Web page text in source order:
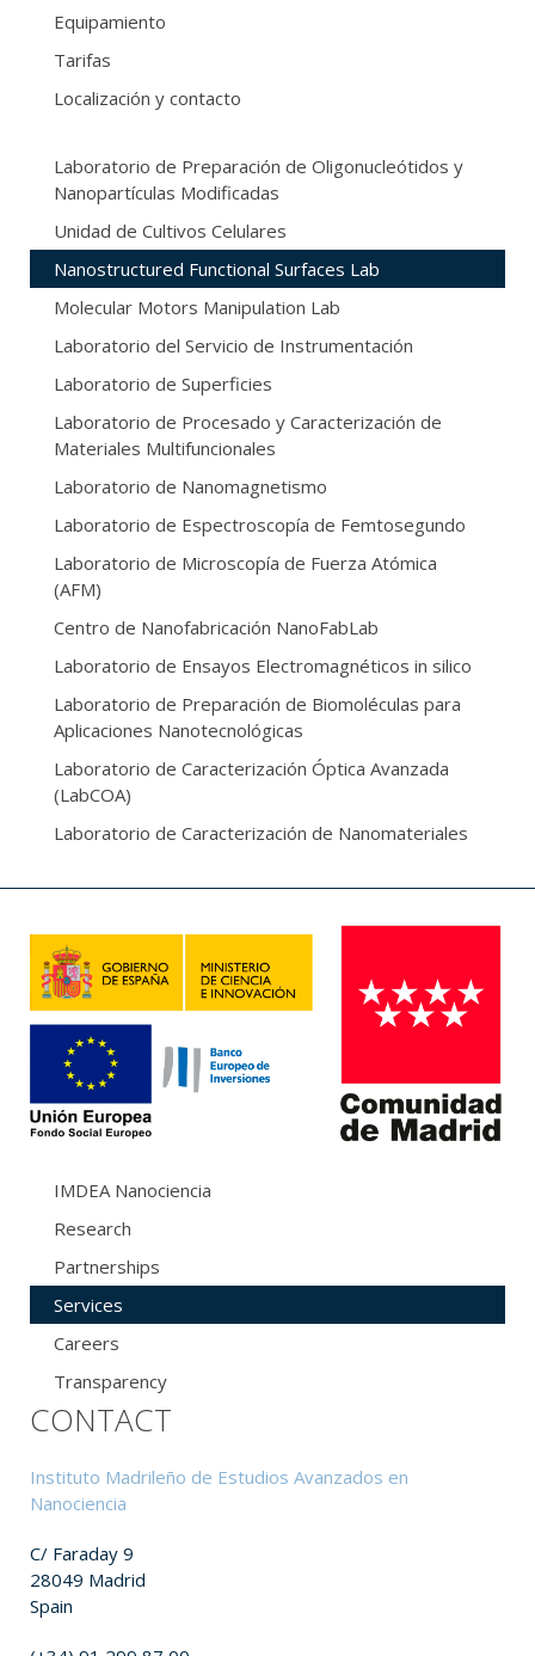
Equipamiento
Tarifas
Localización y contacto
Laboratorio de Preparación de Oligonucleótidos y
Nanopartículas Modificadas
Unidad de Cultivos Celulares
Nanostructured Functional Surfaces Lab
Molecular Motors Manipulation Lab
Laboratorio del Servicio de Instrumentación
Laboratorio de Superficies
Laboratorio de Procesado y Caracterización de
Materiales Multifuncionales
Laboratorio de Nanomagnetismo
Laboratorio de Espectroscopía de Femtosegundo
Laboratorio de Microscopía de Fuerza Atómica
(AFM)
Centro de Nanofabricación NanoFabLab
Laboratorio de Ensayos Electromagnéticos in silico
Laboratorio de Preparación de Biomoléculas para
Aplicaciones Nanotecnológicas
Laboratorio de Caracterización Óptica Avanzada
(LabCOA)
Laboratorio de Caracterización de Nanomateriales
IMDEA Nanociencia
Research
Partnerships
Services
Careers
Transparency
CONTACT
Instituto Madrileño de Estudios Avanzados en
Nanociencia
C/ Faraday 9
28049 Madrid
Spain